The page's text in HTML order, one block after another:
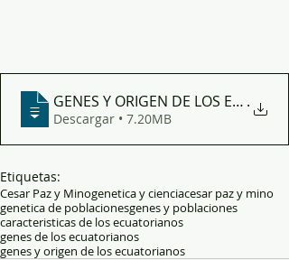
GENES Y ORIGEN DE LOS .
Descargar • 7.20MB
Etiquetas:
Cesar Paz y Minogenetica y cienciacesar paz y mino
genetica de poblacionesgenes y poblaciones
caracteristicas de los ecuatorianos
genes de los ecuatorianos
genes y origen de los ecuatorianos